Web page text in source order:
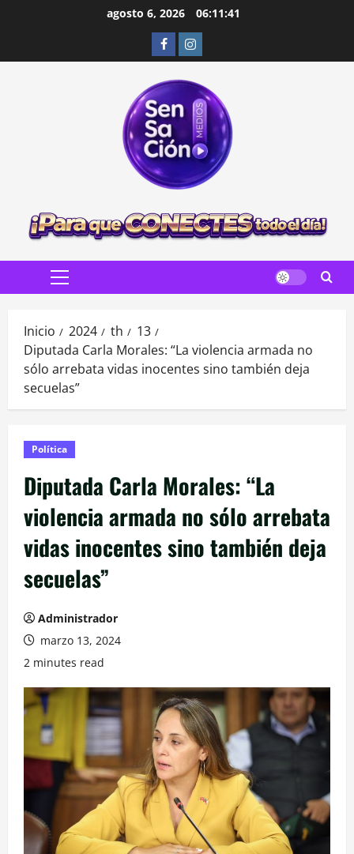
agosto 6, 2026 06:11:43
FacebookInstagram
Menú
Inicio 2024 th
13
Diputada Carla Morales: “La violencia armada no
sólo arrebata vidas inocentes sino también deja
secuelas”
Política
Diputada Carla Morales: “La
violencia armada no sólo arrebata
vidas inocentes sino también deja
secuelas”
Administrador
marzo 13, 2024
2 minutes read